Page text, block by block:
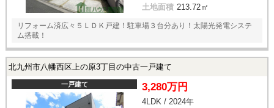
土地面積 213.72㎡
リフォーム済広々５ＬＤＫ戸建！駐車場３台分あり！太陽光発電システ
ム搭載！
北九州市八幡西区上の原3丁目の中古一戸建て
一戸建て 3,280万円
4LDK / 2024年